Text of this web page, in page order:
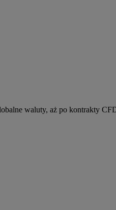
waluty, aż po kontrakty